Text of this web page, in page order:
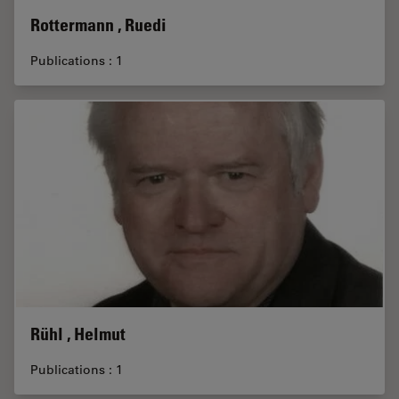
Rottermann , Ruedi
Publications : 1
Rühl , Helmut
Publications : 1